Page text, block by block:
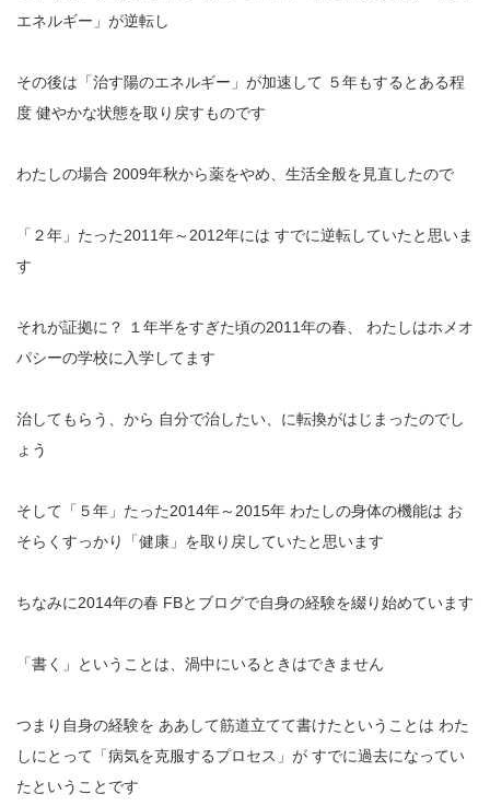
エネルギー」が逆転し
その後は「治す陽のエネルギー」が加速して ５年もするとある程
度 健やかな状態を取り戻すものです
わたしの場合 2009年秋から薬をやめ、生活全般を見直したので
「２年」たった2011年～2012年には すでに逆転していたと思いま
す
それが証拠に？ １年半をすぎた頃の2011年の春、
わたしはホメオ
パシーの学校に入学してます
治してもらう、から 自分で治したい、に転換がはじまったのでし
ょう
そして「５年」たった2014年～2015年 わたしの身体の機能は お
そらくすっかり「健康」を取り戻していたと思います
ちなみに2014年の春 FBとブログで自身の経験を綴り始めています
「書く」ということは、渦中にいるときはできません
つまり自身の経験を ああして筋道立てて書けたということは わた
しにとって「病気を克服するプロセス」が すでに過去になってい
たということです